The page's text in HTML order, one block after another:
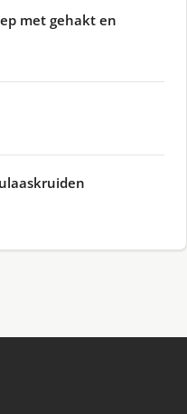
met gehakt en